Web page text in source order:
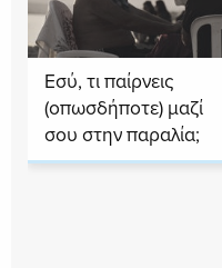
Εσύ, τι παίρνεις
(οπωσδήποτε) μαζί
σου στην παραλία;